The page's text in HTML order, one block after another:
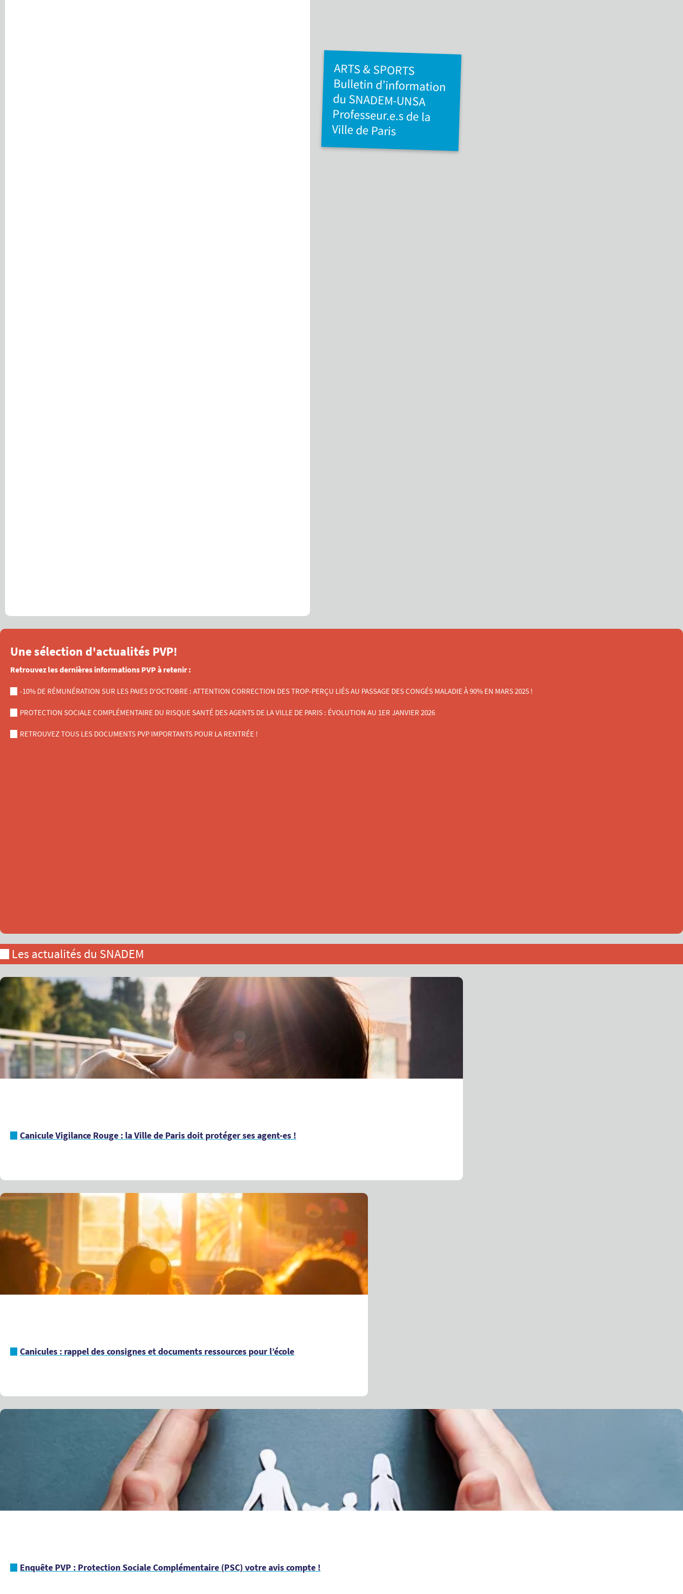
ARTS & SPORTS
Bulletin d’information
du SNADEM-UNSA
Professeur.e.s de la
Ville de Paris
Une sélection d'actualités PVP!
Retrouvez les dernières informations PVP à retenir :
-10% DE RÉMUNÉRATION SUR LES PAIES D'OCTOBRE : ATTENTION CORRECTION DES TROP-PERÇU LIÉS AU PASSAGE DES CONGÉS MALADIE À 90% EN MARS 2025 !
PROTECTION SOCIALE COMPLÉMENTAIRE DU RISQUE SANTÉ DES AGENTS DE LA VILLE DE PARIS : ÉVOLUTION AU 1ER JANVIER 2026
RETROUVEZ TOUS LES DOCUMENTS PVP IMPORTANTS POUR LA RENTRÉE !
Les actualités du SNADEM
Canicule Vigilance Rouge : la Ville de Paris doit protéger ses agent-es !
Canicules : rappel des consignes et documents ressources pour l’école
Enquête PVP : Protection Sociale Complémentaire (PSC) votre avis compte !